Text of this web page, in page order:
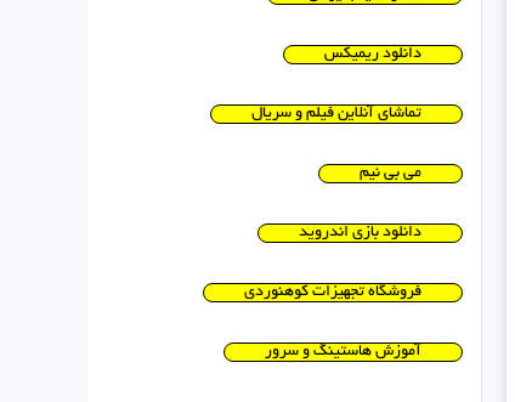
دانلود ریمیکس
تماشای آنلاین فیلم و سریال
می بی نیم
دانلود بازی اندروید
فروشگاه تجهیزات کوهنوردی
آموزش هاستینگ و سرور